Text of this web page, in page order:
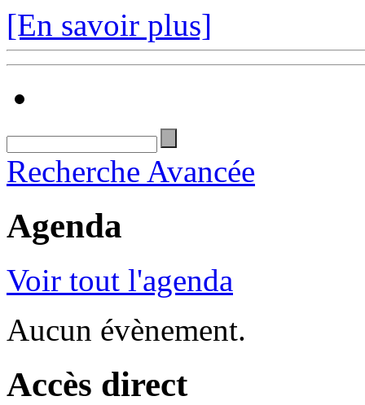
[En savoir plus]
Recherche Avancée
Agenda
Voir tout l'agenda
Aucun évènement.
Accès direct